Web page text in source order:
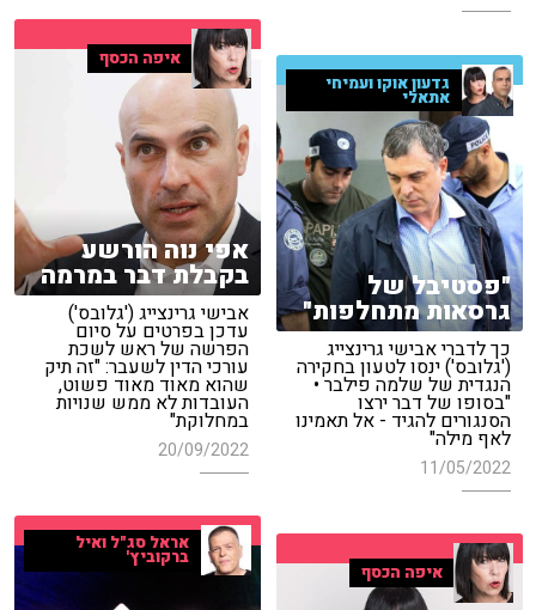
איפה הכסף
אפי נוה הורשע
בקבלת דבר במרמה
אבישי גרינצייג ('גלובס')
עדכן בפרטים על סיום
הפרשה של ראש לשכת
עורכי הדין לשעבר: "זה תיק
שהוא מאוד מאוד פשוט,
העובדות לא ממש שנויות
במחלוקת"
20/09/2022
גדעון אוקו ועמיחי
אתאלי
"פסטיבל של
גרסאות מתחלפות"
כך לדברי אבישי גרינצייג
('גלובס') ינסו לטעון בחקירה
הנגדית של שלמה פילבר •
"בסופו של דבר ירצו
הסנגורים להגיד - אל תאמינו
לאף מילה"
11/05/2022
אראל סג"ל ואיל
ברקוביץ'
איפה הכסף